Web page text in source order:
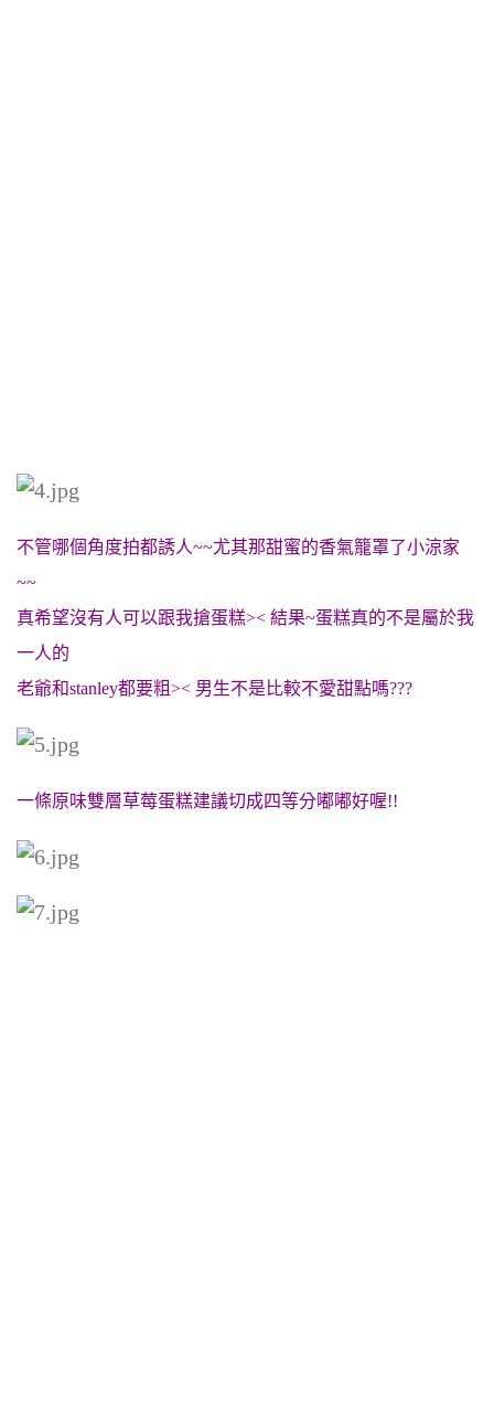
不管哪個角度拍都誘人~~尤其那甜蜜的香氣籠罩了小涼家
~~
真希望沒有人可以跟我搶蛋糕>< 結果~蛋糕真的不是屬於我
一人的
老爺和stanley都要粗>< 男生不是比較不愛甜點嗎???
一條原味雙層草莓蛋糕建議切成四等分嘟嘟好喔!!